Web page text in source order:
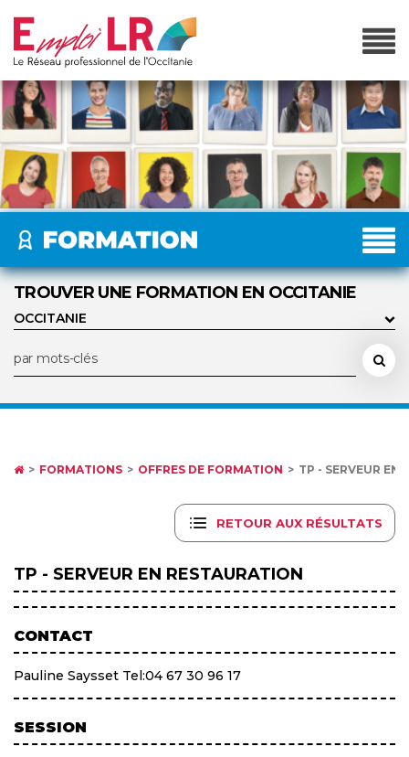
TROUVER UNE FORMATION EN OCCITANIE
FORMATIONS OFFRES DE FORMATION TP - SERVEUR EN
RETOUR AUX RÉSULTATS
TP - SERVEUR EN RESTAURATION
CONTACT
Pauline Saysset Tel:04 67 30 96 17
SESSION